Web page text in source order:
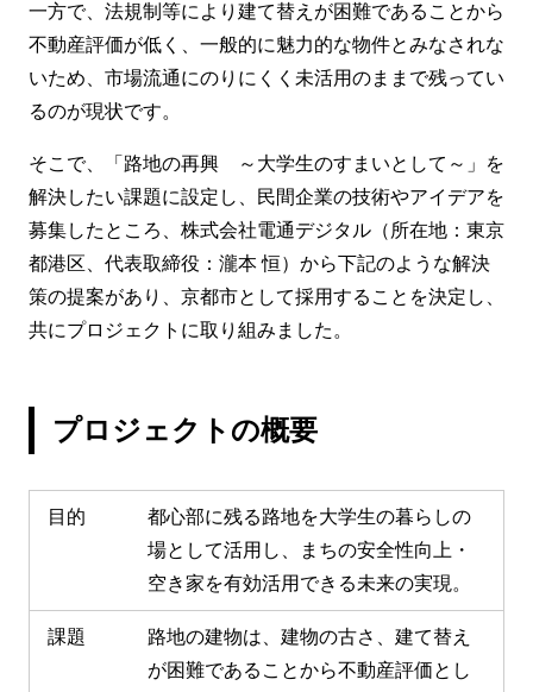
一方で、法規制等により建て替えが困難であることから
不動産評価が低く、一般的に魅力的な物件とみなされな
いため、市場流通にのりにくく未活用のままで残ってい
るのが現状です。
そこで、「路地の再興 ～大学生のすまいとして～」を
解決したい課題に設定し、民間企業の技術やアイデアを
募集したところ、株式会社電通デジタル（所在地：東京
都港区、代表取締役：瀧本 恒）から下記のような解決
策の提案があり、京都市として採用することを決定し、
共にプロジェクトに取り組みました。
プロジェクトの概要
目的
都心部に残る路地を大学生の暮らしの
場として活用し、まちの安全性向上・
空き家を有効活用できる未来の実現。
課題
路地の建物は、建物の古さ、建て替え
が困難であることから不動産評価とし